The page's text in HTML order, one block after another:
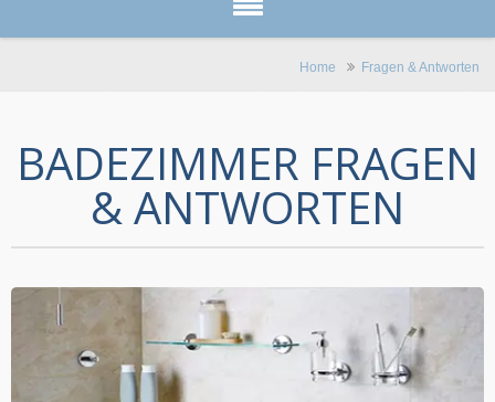
Home Fragen & Antworten
BADEZIMMER FRAGEN
& ANTWORTEN